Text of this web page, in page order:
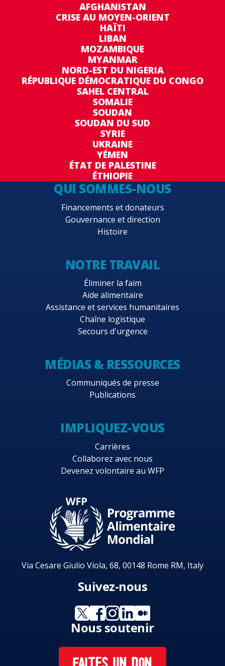
AFGHANISTAN
CRISE AU MOYEN-ORIENT
HAÏTI
LIBAN
MOZAMBIQUE
MYANMAR
NORD-EST DU NIGERIA
RÉPUBLIQUE DÉMOCRATIQUE DU CONGO
SAHEL CENTRAL
SOMALIE
SOUDAN
SOUDAN DU SUD
SYRIE
UKRAINE
YÉMEN
ÉTAT DE PALESTINE
ÉTHIOPIE
QUI SOMMES-NOUS
Financements et donateurs
Gouvernance et direction
Histoire
NOTRE TRAVAIL
Éliminer la faim
Aide alimentaire
Assistance et services humanitaires
Chaîne logistique
Secours d'urgence
MÉDIAS & RESSOURCES
Communiqués de presse
Publications
IMPLIQUEZ-VOUS
Carrières
Collaborez avec nous
Devenez volontaire au WFP
Via Cesare Giulio Viola, 68, 00148 Rome RM, Italy
Suivez-nous
Nous soutenir